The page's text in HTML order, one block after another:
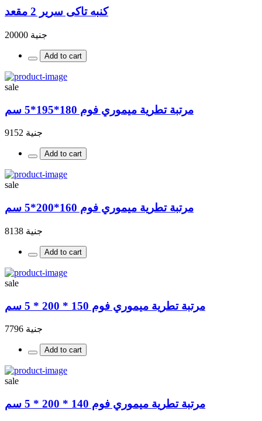
كنبه تاكى سرير 2 مقعد
جنية 20000
Add to cart
sale
مرتبة تطرية ميموري فوم 180*195*5 سم
جنية 9152
Add to cart
sale
مرتبة تطرية ميموري فوم 160*200*5 سم
جنية 8138
Add to cart
sale
مرتبة تطرية ميموري فوم 150 * 200 * 5 سم
جنية 7796
Add to cart
sale
مرتبة تطرية ميموري فوم 140 * 200 * 5 سم